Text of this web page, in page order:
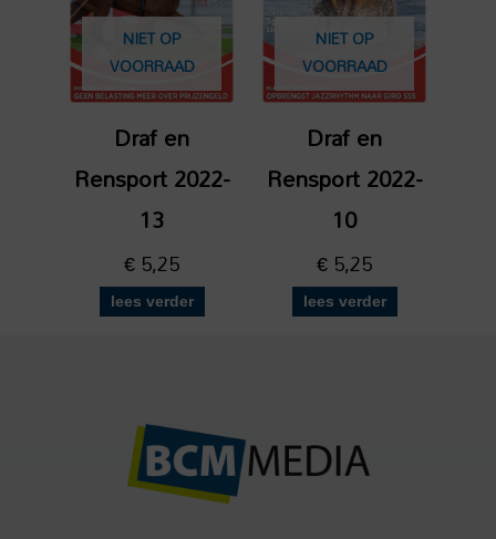
NIET OP
VOORRAAD
Draf en
Rensport 2022-
13
€5,25
lees verder
NIET OP
VOORRAAD
Draf en
Rensport 2022-
10
€5,25
lees verder